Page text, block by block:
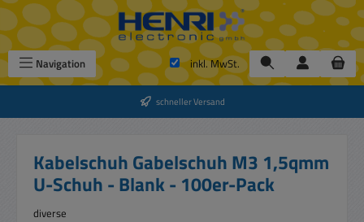
Zum Hauptinhalt springen
Navigation inkl. MwSt.
schneller Versand
Kabelschuh Gabelschuh M3 1,5qmm
U-Schuh - Blank - 100er-Pack
diverse